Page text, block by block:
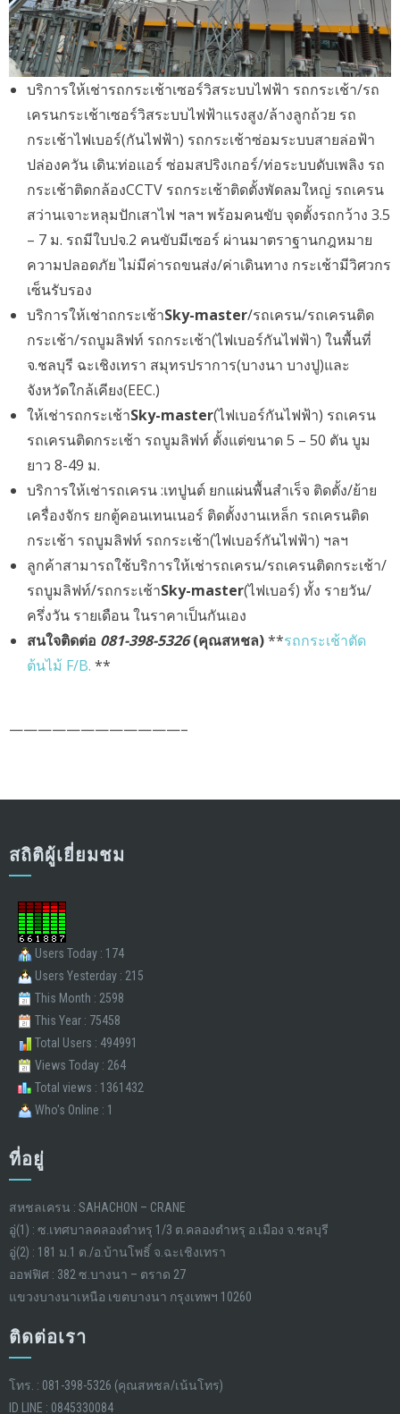
บริการให้เช่ารถกระเช้าเซอร์วิสระบบไฟฟ้า รถกระเช้า/รถ
เครนกระเช้าเซอร์วิสระบบไฟฟ้าแรงสูง/ล้างลูกถ้วย รถ
กระเช้าไฟเบอร์(กันไฟฟ้า) รถกระเช้าซ่อมระบบสายล่อฟ้า
ปล่องควัน เดิน:ท่อแอร์ ซ่อมสปริงเกอร์/ท่อระบบดับเพลิง รถ
กระเช้าติดกล้องCCTV รถกระเช้าติดตั้งพัดลมใหญ่ รถเครน
สว่านเจาะหลุมปักเสาไฟ ฯลฯ พร้อมคนขับ จุดตั้งรถกว้าง 3.5
– 7 ม. รถมีใบปจ.2 คนขับมีเซอร์ ผ่านมาตราฐานกฎหมาย
ความปลอดภัย ไม่มีค่ารถขนส่ง/ค่าเดินทาง กระเช้ามีวิศวกร
เซ็นรับรอง
บริการให้เช่าถกระเช้าSky-master/รถเครน/รถเครนติด
กระเช้า/รถบูมลิฟท์ รถกระเช้า(ไฟเบอร์กันไฟฟ้า) ในพื้นที่
จ.ชลบุรี ฉะเชิงเทรา สมุทรปราการ(บางนา บางปู)และ
จังหวัดใกล้เคียง(EEC.)
ให้เช่ารถกระเช้าSky-master(ไฟเบอร์กันไฟฟ้า) รถเครน
รถเครนติดกระเช้า รถบูมลิฟท์ ตั้งแต่ขนาด 5 – 50 ตัน บูม
ยาว 8-49 ม.
บริการให้เช่ารถเครน :เทปูนต์ ยกแผ่นพื้นสำเร็จ ติดตั้ง/ย้าย
เครื่องจักร ยกตู้คอนเทนเนอร์ ติดตั้งงานเหล็ก รถเครนติด
กระเช้า รถบูมลิฟท์ รถกระเช้า(ไฟเบอร์กันไฟฟ้า) ฯลฯ
ลูกค้าสามารถใช้บริการให้เช่ารถเครน/รถเครนติดกระเช้า/
รถบูมลิฟท์/รถกระเช้าSky-master(ไฟเบอร์) ทั้ง รายวัน/
ครึ่งวัน รายเดือน ในราคาเป็นกันเอง
สนใจติดต่อ 081-398-5326(คุณสหชล)**รถกระเช้าตัด
ต้นไม้ F/B. **
————————————–
สถิติผู้เยี่ยมชม
Users Today : 174
Users Yesterday : 215
This Month : 2598
This Year : 75458
Total Users : 494991
Views Today : 264
Total views : 1361432
Who's Online : 1
ที่อยู่
สหชลเครน : SAHACHON – CRANE
อู่(1) : ซ.เทศบาลคลองตำหรุ 1/3 ต.คลองตำหรุ อ.เมือง จ.ชลบุรี
อู่(2) : 181 ม.1 ต./อ.บ้านโพธิ์ จ.ฉะเชิงเทรา
ออฟฟิศ : 382 ซ.บางนา – ตราด 27
แขวงบางนาเหนือ เขตบางนา กรุงเทพฯ 10260
ติดต่อเรา
โทร. : 081-398-5326 (คุณสหชล/เน้นโทร)
ID LINE : 0845330084